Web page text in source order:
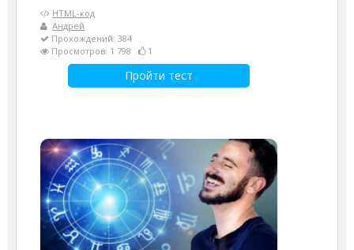
HTML-код
Андрей
Прохождений: 384
Просмотров: 1 798
1
Пройти тест